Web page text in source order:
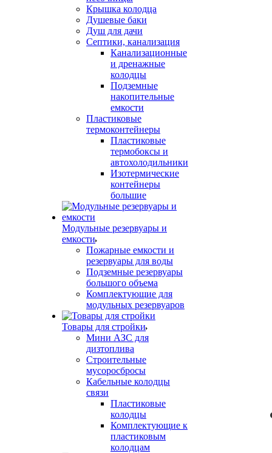
Крышка колодца
Душевые баки
Душ для дачи
Септики, канализация
Канализационные
и дренажные
колодцы
Подземные
накопительные
емкости
Пластиковые
термоконтейнеры
Пластиковые
термобоксы и
автохолодильники
Изотермические
контейнеры
большие
Модульные резервуары и
емкости
Пожарные емкости и
резервуары для воды
Подземные резервуары
большого объема
Комплектующие для
модульных резервуаров
Товары для стройки
Мини АЗС для
дизтоплива
Строительные
мусоросбросы
Кабельные колодцы
связи
Пластиковые
колодцы
Комплектующие к
пластиковым
колодцам